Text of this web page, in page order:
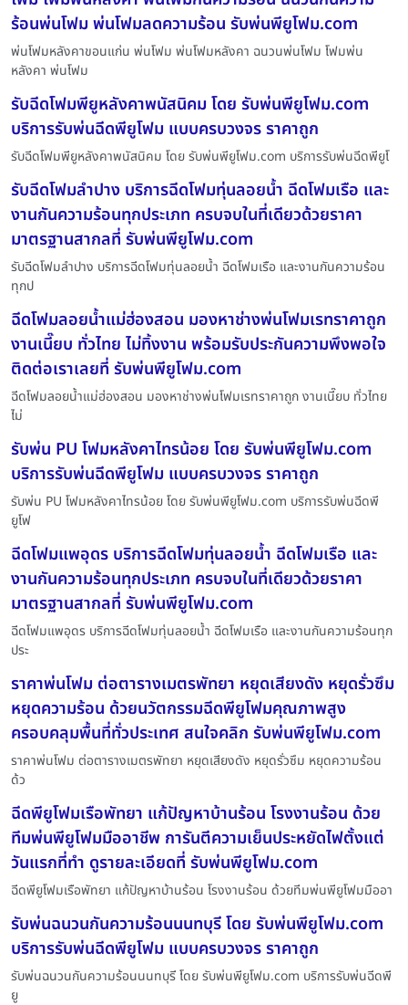
ร้อนพ่นโฟม พ่นโฟมลดความร้อน รับพ่นพียูโฟม.com
พ่นโฟมหลังคาขอนแก่น พ่นโฟม พ่นโฟมหลังคา ฉนวนพ่นโฟม โฟมพ่น
หลังคา พ่นโฟม
รับฉีดโฟมพียูหลังคาพนัสนิคม โดย รับพ่นพียูโฟม.com
บริการรับพ่นฉีดพียูโฟม แบบครบวงจร ราคาถูก
รับฉีดโฟมพียูหลังคาพนัสนิคม โดย รับพ่นพียูโฟม.com บริการรับพ่นฉีดพียูโ
รับฉีดโฟมลำปาง บริการฉีดโฟมทุ่นลอยน้ำ ฉีดโฟมเรือ และ
งานกันความร้อนทุกประเภท ครบจบในที่เดียวด้วยราคา
มาตรฐานสากลที่ รับพ่นพียูโฟม.com
รับฉีดโฟมลำปาง บริการฉีดโฟมทุ่นลอยน้ำ ฉีดโฟมเรือ และงานกันความร้อน
ทุกป
ฉีดโฟมลอยน้ำแม่ฮ่องสอน มองหาช่างพ่นโฟมเรทราคาถูก
งานเนี๊ยบ ทั่วไทย ไม่ทิ้งงาน พร้อมรับประกันความพึงพอใจ
ติดต่อเราเลยที่ รับพ่นพียูโฟม.com
ฉีดโฟมลอยน้ำแม่ฮ่องสอน มองหาช่างพ่นโฟมเรทราคาถูก งานเนี๊ยบ ทั่วไทย
ไม่
รับพ่น PU โฟมหลังคาไทรน้อย โดย รับพ่นพียูโฟม.com
บริการรับพ่นฉีดพียูโฟม แบบครบวงจร ราคาถูก
รับพ่น PU โฟมหลังคาไทรน้อย โดย รับพ่นพียูโฟม.com บริการรับพ่นฉีดพี
ยูโฟ
ฉีดโฟมแพอุดร บริการฉีดโฟมทุ่นลอยน้ำ ฉีดโฟมเรือ และ
งานกันความร้อนทุกประเภท ครบจบในที่เดียวด้วยราคา
มาตรฐานสากลที่ รับพ่นพียูโฟม.com
ฉีดโฟมแพอุดร บริการฉีดโฟมทุ่นลอยน้ำ ฉีดโฟมเรือ และงานกันความร้อนทุก
ประ
ราคาพ่นโฟม ต่อตารางเมตรพัทยา หยุดเสียงดัง หยุดรั่วซึม
หยุดความร้อน ด้วยนวัตกรรมฉีดพียูโฟมคุณภาพสูง
ครอบคลุมพื้นที่ทั่วประเทศ สนใจคลิก รับพ่นพียูโฟม.com
ราคาพ่นโฟม ต่อตารางเมตรพัทยา หยุดเสียงดัง หยุดรั่วซึม หยุดความร้อน
ด้ว
ฉีดพียูโฟมเรือพัทยา แก้ปัญหาบ้านร้อน โรงงานร้อน ด้วย
ทีมพ่นพียูโฟมมืออาชีพ การันตีความเย็นประหยัดไฟตั้งแต่
วันแรกที่ทำ ดูรายละเอียดที่ รับพ่นพียูโฟม.com
ฉีดพียูโฟมเรือพัทยา แก้ปัญหาบ้านร้อน โรงงานร้อน ด้วยทีมพ่นพียูโฟมมืออา
รับพ่นฉนวนกันความร้อนนนทบุรี โดย รับพ่นพียูโฟม.com
บริการรับพ่นฉีดพียูโฟม แบบครบวงจร ราคาถูก
รับพ่นฉนวนกันความร้อนนนทบุรี โดย รับพ่นพียูโฟม.com บริการรับพ่นฉีดพี
ยู